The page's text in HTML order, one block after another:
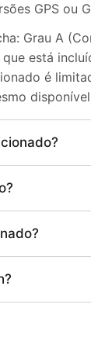
GPS ou
Grau A
está
é